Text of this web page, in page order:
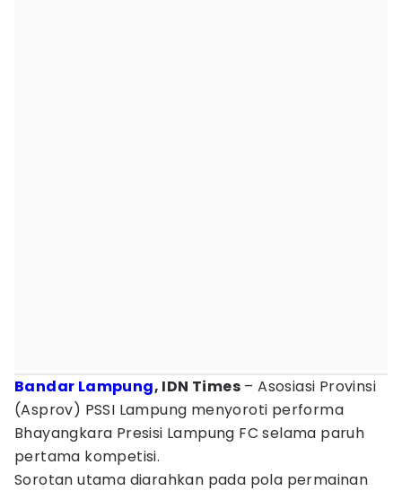
Bandar Lampung, IDN Times – Asosiasi Provinsi
(Asprov) PSSI Lampung menyoroti performa
Bhayangkara Presisi Lampung FC selama paruh
pertama kompetisi.
Sorotan utama diarahkan pada pola permainan